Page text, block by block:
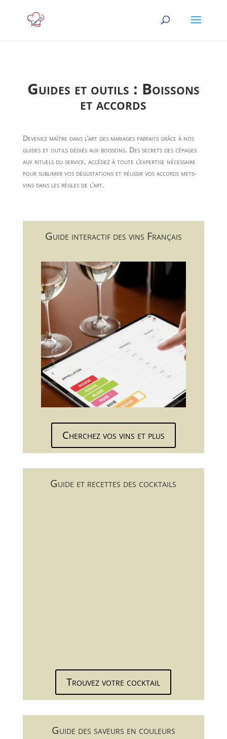
Guides et outils : Boissons
et accords
Devenez maître dans l’art des mariages parfaits grâce à nos
guides et outils dédiés aux boissons. Des secrets des cépages
aux rituels du service, accédez à toute l’expertise nécessaire
pour sublimer vos dégustations et réussir vos accords mets-
vins dans les règles de l’art.
Guide interactif des vins Français
Cherchez vos vins et plus
Guide et recettes des cocktails
Trouvez votre cocktail
Guide des saveurs en couleurs